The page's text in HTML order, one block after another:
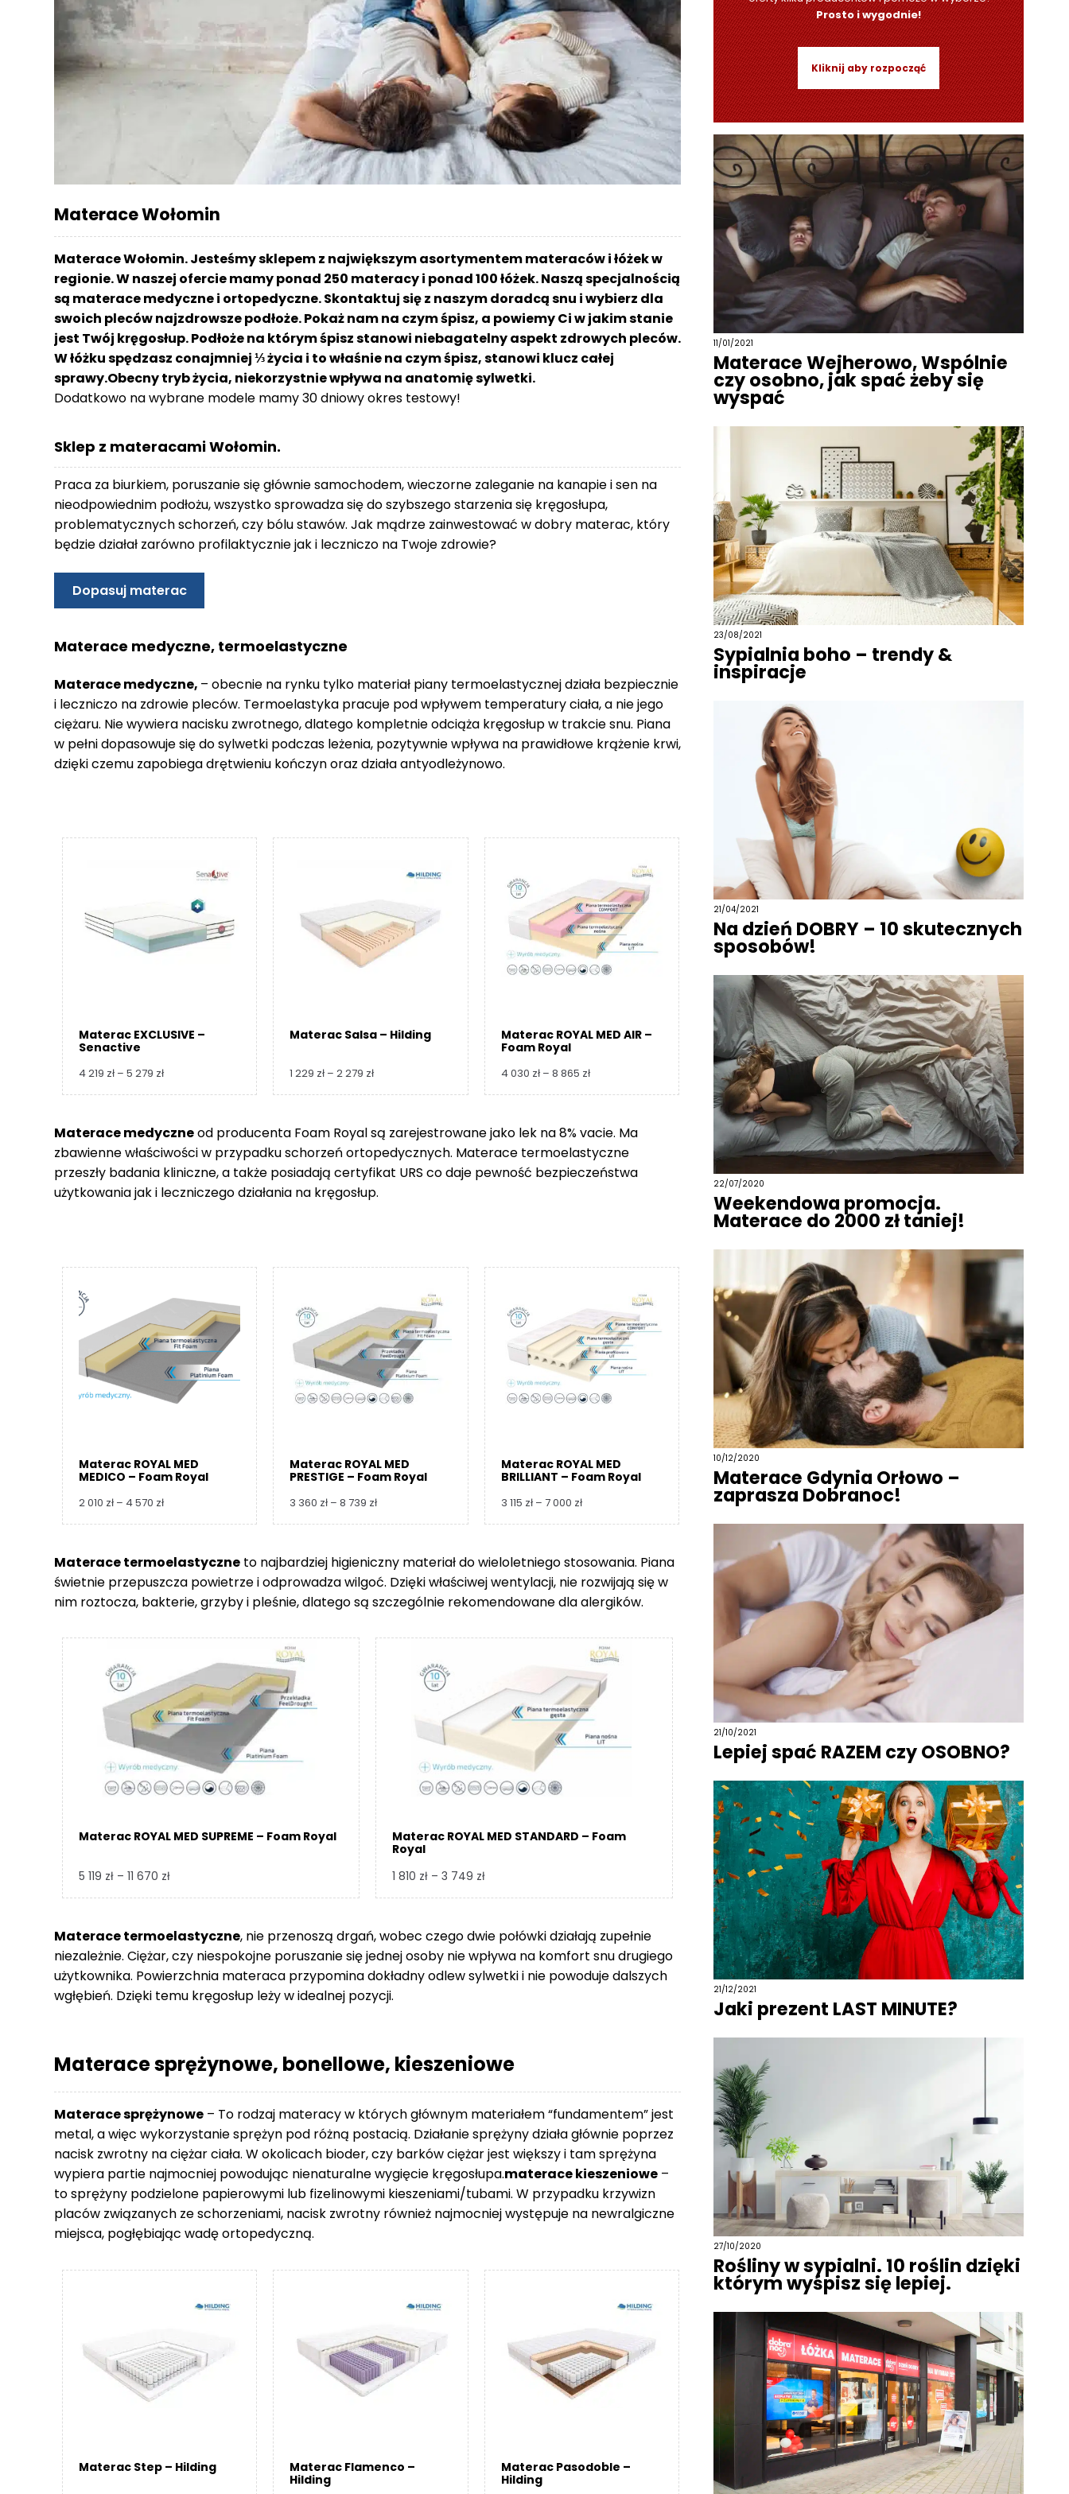
Materace Wołomin
Materace Wołomin. Jesteśmy sklepem z największym asortymentem materaców i łóżek w
regionie. W naszej ofercie mamy ponad 250 materacy i ponad 100 łóżek. Naszą specjalnością
są materace medyczne i ortopedyczne. Skontaktuj się z naszym doradcą snu i wybierz dla
swoich pleców najzdrowsze podłoże. Pokaż nam na czym śpisz, a powiemy Ci w jakim stanie
jest Twój kręgosłup. Podłoże na którym śpisz stanowi niebagatelny aspekt zdrowych pleców.
W łóżku spędzasz conajmniej ⅓ życia i to właśnie na czym śpisz, stanowi klucz całej
sprawy.Obecny tryb życia, niekorzystnie wpływa na anatomię sylwetki.
Dodatkowo na wybrane modele mamy 30 dniowy okres testowy!
Sklep z materacami Wołomin.
Praca za biurkiem, poruszanie się głównie samochodem, wieczorne zaleganie na kanapie i sen na
nieodpowiednim podłożu, wszystko sprowadza się do szybszego starzenia się kręgosłupa,
problematycznych schorzeń, czy bólu stawów. Jak mądrze zainwestować w dobry materac, który
będzie działał zarówno profilaktycznie jak i leczniczo na Twoje zdrowie?
Dopasuj materac
Materace medyczne, termoelastyczne
Materace medyczne, – obecnie na rynku tylko materiał piany termoelastycznej działa bezpiecznie
i leczniczo na zdrowie pleców. Termoelastyka pracuje pod wpływem temperatury ciała, a nie jego
ciężaru. Nie wywiera nacisku zwrotnego, dlatego kompletnie odciąża kręgosłup w trakcie snu. Piana
w pełni dopasowuje się do sylwetki podczas leżenia, pozytywnie wpływa na prawidłowe krążenie krwi,
dzięki czemu zapobiega drętwieniu kończyn oraz działa antyodleżynowo.
Materac EXCLUSIVE –
Senactive
4 219 zł – 5 279 złZakres
219 zł
do
5
279 zł
Materac Salsa – Hilding
1 229 zł – 2 279 złZakres
229 zł
do
2
Materac ROYAL MED AIR –
Foam Royal
4 030 zł – 8 865 złZakres
030 zł
do
8
Materace medyczneod producenta Foam Royal są zarejestrowane jako lek na 8% vacie. Ma
zbawienne właściwości w przypadku schorzeń ortopedycznych. Materace termoelastyczne
przeszły badania kliniczne, a także posiadają certyfikat URS co daje pewność bezpieczeństwa
użytkowania jak i leczniczego działania na kręgosłup.
Materac ROYAL MED
MEDICO – Foam Royal
2 010 zł – 4 570 złZakres
010 zł
do
4
Materac ROYAL MED
PRESTIGE – Foam Royal
3 360 zł – 8 739 złZakres
360 zł
do
8
Materac ROYAL MED
BRILLIANT – Foam Royal
3 115 zł – 7 000 złZakres
115 zł
do
7
000 zł
Materace termoelastyczneto najbardziej higieniczny materiał do wieloletniego stosowania. Piana
świetnie przepuszcza powietrze i odprowadza wilgoć. Dzięki właściwej wentylacji, nie rozwijają się w
nim roztocza, bakterie, grzyby i pleśnie, dlatego są szczególnie rekomendowane dla alergików.
Materac ROYAL MED SUPREME – Foam Royal
5 119 zł – 11 670 złZakres
5
119 zł
do
11
670 zł
Materac ROYAL MED STANDARD – Foam
Royal
1 810 zł – 3 749 złZakres
1
810 zł
do
3
Materace termoelastyczne, nie przenoszą drgań, wobec czego dwie połówki działają zupełnie
niezależnie. Ciężar, czy niespokojne poruszanie się jednej osoby nie wpływa na komfort snu drugiego
użytkownika. Powierzchnia materaca przypomina dokładny odlew sylwetki i nie powoduje dalszych
wgłębień. Dzięki temu kręgosłup leży w idealnej pozycji.
Materace sprężynowe, bonellowe, kieszeniowe
Materace sprężynowe– To rodzaj materacy w których głównym materiałem “fundamentem” jest
metal, a więc wykorzystanie sprężyn pod różną postacią. Działanie sprężyny działa głównie poprzez
nacisk zwrotny na ciężar ciała. W okolicach bioder, czy barków ciężar jest większy i tam sprężyna
wypiera partie najmocniej powodując nienaturalne wygięcie kręgosłupa.materace kieszeniowe–
to sprężyny podzielone papierowymi lub fizelinowymi kieszeniami/tubami. W przypadku krzywizn
placów związanych ze schorzeniami, nacisk zwrotny również najmocniej występuje na newralgiczne
miejsca, pogłębiając wadę ortopedyczną.
Materac Step – Hilding
Materac Flamenco –
Hilding
Materac Pasodoble –
Hilding
Prosto i wygodnie!
Kliknij aby rozpocząć
11/01/2021
Materace Wejherowo, Wspólnie
czy osobno, jak spać żeby się
wyspać
23/08/2021
Sypialnia boho – trendy &
inspiracje
21/04/2021
Na dzień DOBRY – 10 skutecznych
sposobów!
22/07/2020
Weekendowa promocja.
Materace do 2000 zł taniej!
10/12/2020
Materace Gdynia Orłowo –
zaprasza Dobranoc!
21/10/2021
Lepiej spać RAZEM czy OSOBNO?
21/12/2021
Jaki prezent LAST MINUTE?
27/10/2020
Rośliny w sypialni. 10 roślin dzięki
którym wyśpisz się lepiej.